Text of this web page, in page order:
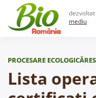
content
dezvoltat
mediu
PROCESARE ECOLOGICĂ
Lista